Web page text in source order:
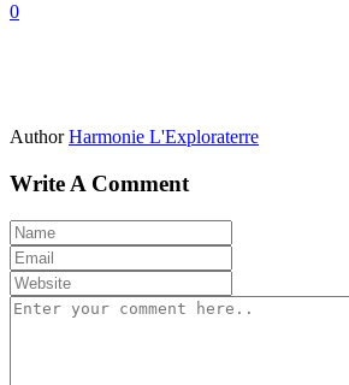
0
Author Harmonie L'Exploraterre
Write A Comment